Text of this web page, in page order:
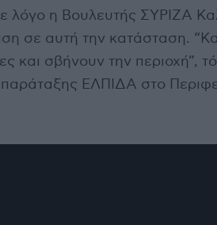
λόγο η Βουλευτής ΣΥΡΙΖΑ
σε αυτή την κατάσταση.
και σβήνουν την περιοχή”,
ΕΛΠΙΔΑ στο